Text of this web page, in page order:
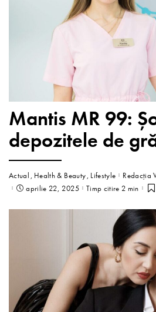
Mantis MR 99:
depozitele de
Actual Health & Beauty Lifestyle
Redacția
aprilie 22, 2025
Timp citire 2 min